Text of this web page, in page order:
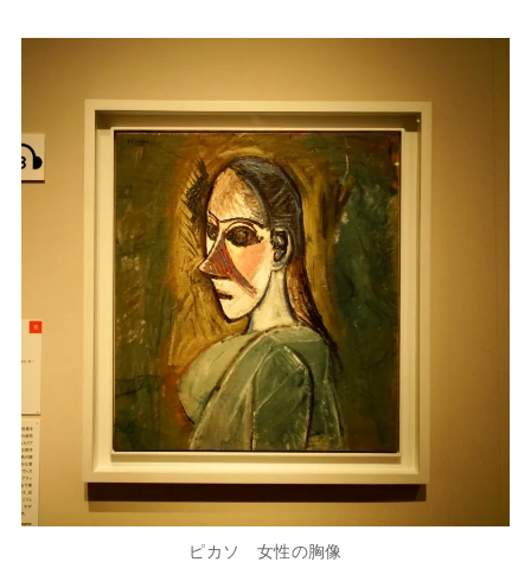
ピカソ 女性の胸像